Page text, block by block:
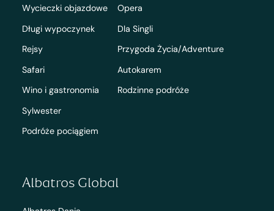
Wycieczki objazdowe
Długi wypoczynek
Rejsy
Safari
Wino i gastronomia
Sylwester
Podróże pociągiem
Opera
Dla Singli
Przygoda Życia/Adventure
Autokarem
Rodzinne podróże
Albatros Global